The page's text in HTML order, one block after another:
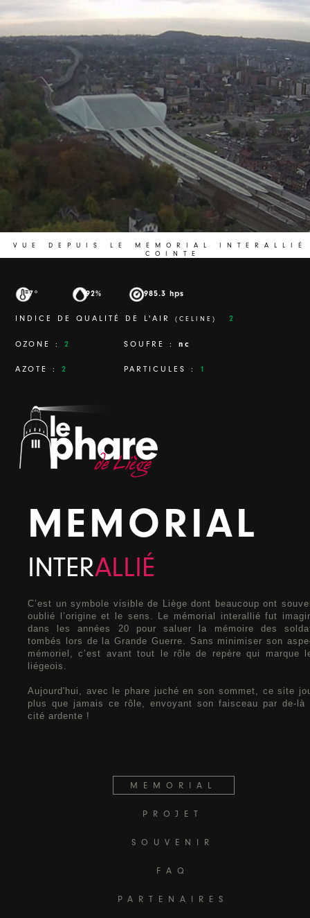
VUE DEPUIS LE MEMORIAL INTERALLIÉ
COINTE
7° 92% 985.3 hps
INDICE DE QUALITÉ DE L'AIR(CELINE) 2
OZONE : 2 SOUFRE :nc
AZOTE : 2 PARTICULES : 1
MEMORIAL
INTERALLIÉ
C’est un symbole visible de Liège dont beaucoup ont
oublié l’origine et le sens. Le mémorial interallié fut
dans les années 20 pour saluer la mémoire des
tombés lors de la Grande Guerre. Sans minimiser son
mémoriel, c’est avant tout le rôle de repère qui marque
liégeois.
Aujourd'hui, avec le phare juché en son sommet, ce site
plus que jamais ce rôle, envoyant son faisceau par de-là
cité ardente !
MEMORIAL
PROJET
SOUVENIR
FAQ
PARTENAIRES